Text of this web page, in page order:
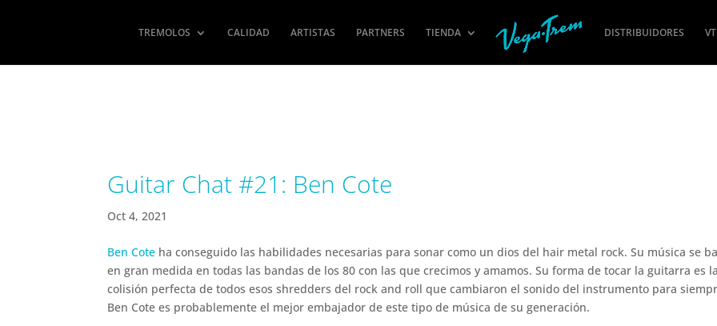
TREMOLOS CALIDAD ARTISTAS PARTNERS TIENDA DISTRIBUIDORES
Guitar Chat #21: Ben Cote
Oct 4, 2021
Ben Cote ha conseguido las habilidades necesarias para sonar como un dios del hair metal rock. Su música se
en gran medida en todas las bandas de los 80 con las que crecimos y amamos. Su forma de tocar la guitarra es
colisión perfecta de todos esos shredders del rock and roll que cambiaron el sonido del instrumento para
Ben Cote es probablemente el mejor embajador de este tipo de música de su generación.